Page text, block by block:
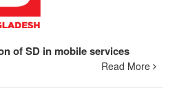
of SD in mobile services
Read More